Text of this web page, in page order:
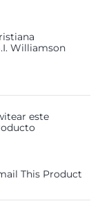
Williamson
este
This Product